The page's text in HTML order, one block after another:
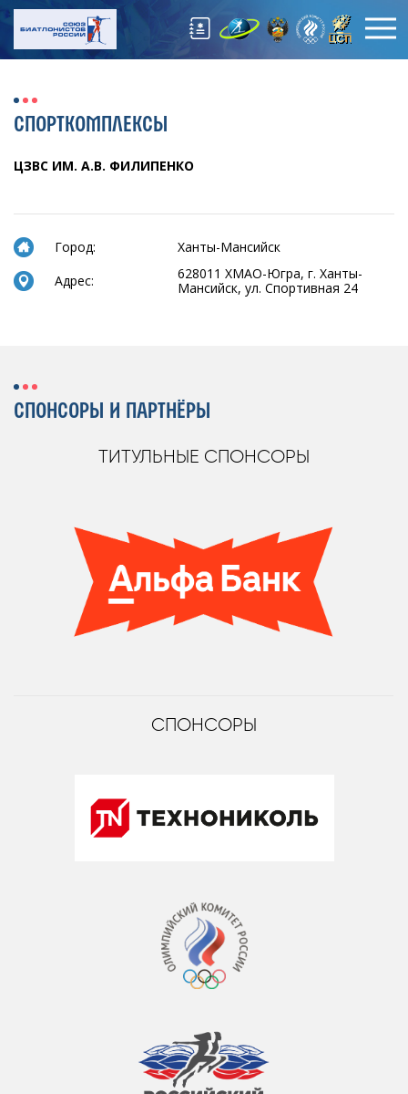
СПОРТКОМПЛЕКСЫ
ЦЗВС ИМ. А.В. ФИЛИПЕНКО
Город:
Ханты-Мансийск
Адрес:
628011 ХМАО-Югра, г. Ханты-
Мансийск, ул. Спортивная 24
СПОНСОРЫ И ПАРТНЁРЫ
ТИТУЛЬНЫЕ СПОНСОРЫ
СПОНСОРЫ